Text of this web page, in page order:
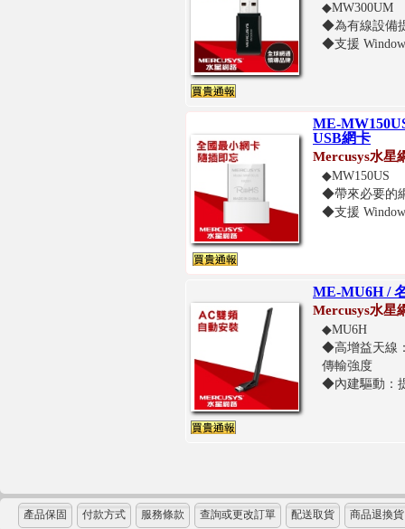
◆MW300UM
◆為有線設備
◆支援
ME-
USB網卡
Mercusys水星
◆MW150US
◆帶來必要的
◆支援
ME-MU6H /
Mercusys水星
◆MU6H
◆高增益天線
傳輸強度
◆內建驅動：
產品保固 付款方式 服務條款 查詢或更改訂單 配送取貨 商品退換貨